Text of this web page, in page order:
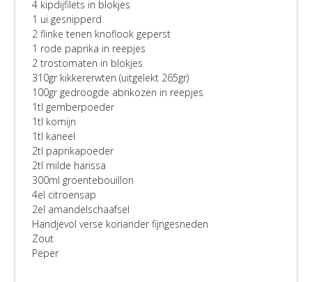
4 kipdijfilets in blokjes
1 ui gesnipperd
2 flinke tenen knoflook geperst
1 rode paprika in reepjes
2 trostomaten in blokjes
310gr kikkererwten (uitgelekt 265gr)
100gr gedroogde abrikozen in reepjes
1tl gemberpoeder
1tl komijn
1tl kaneel
2tl paprikapoeder
2tl milde harissa
300ml groentebouillon
4el citroensap
2el amandelschaafsel
Handjevol verse koriander fijngesneden
Zout
Peper